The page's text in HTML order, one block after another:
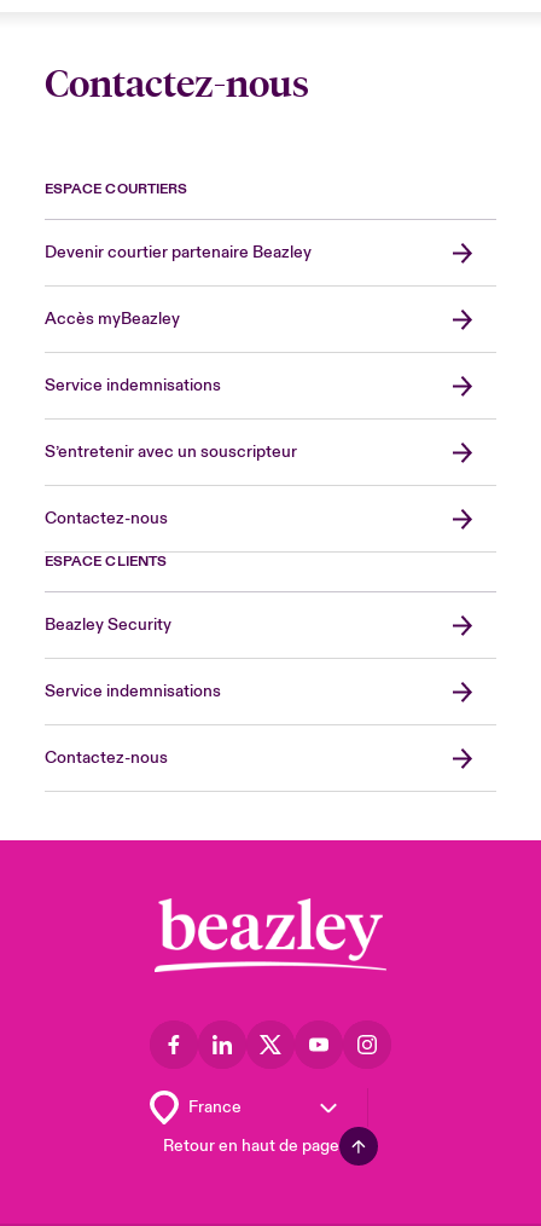
Contactez-nous
ESPACE COURTIERS
Devenir courtier partenaire Beazley
Accès myBeazley
Service indemnisations
S’entretenir avec un souscripteur
Contactez-nous
ESPACE CLIENTS
Beazley Security
Service indemnisations
Contactez-nous
Retour en haut de page